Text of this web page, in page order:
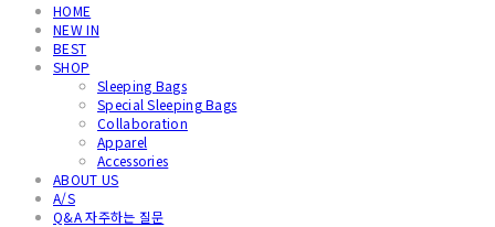
HOME
NEW IN
BEST
SHOP
Sleeping Bags
Special Sleeping Bags
Collaboration
Apparel
Accessories
ABOUT US
A/S
Q&A 자주하는 질문